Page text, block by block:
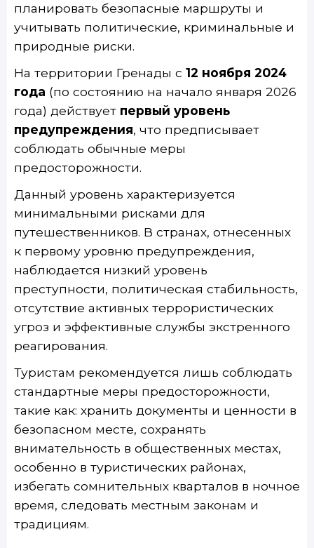
планировать безопасные маршруты и
учитывать политические, криминальные и
природные риски.
На территории Гренады с 12 ноября 2024
года (по состоянию на начало января 2026
года) действует первый уровень
предупреждения, что предписывает
соблюдать обычные меры
предосторожности.
Данный уровень характеризуется
минимальными рисками для
путешественников. В странах, отнесенных
к первому уровню предупреждения,
наблюдается низкий уровень
преступности, политическая стабильность,
отсутствие активных террористических
угроз и эффективные службы экстренного
реагирования.
Туристам рекомендуется лишь соблюдать
стандартные меры предосторожности,
такие как: хранить документы и ценности в
безопасном месте, сохранять
внимательность в общественных местах,
особенно в туристических районах,
избегать сомнительных кварталов в ночное
время, следовать местным законам и
традициям.